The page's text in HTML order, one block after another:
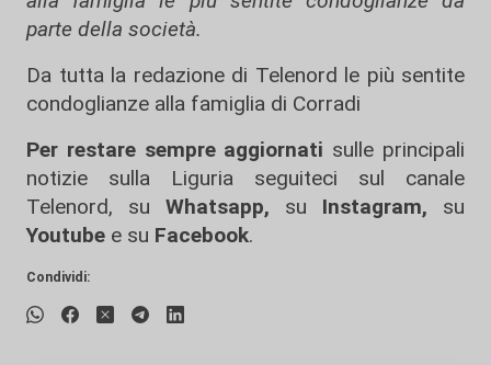
parte della società.
Da tutta la redazione di Telenord le più sentite
condoglianze alla famiglia di Corradi
Per restare sempre aggiornati sulle principali
notizie sulla Liguria seguiteci sul canale
Telenord, su
Whatsapp, su Instagram, su
Youtube e su Facebook.
Condividi: